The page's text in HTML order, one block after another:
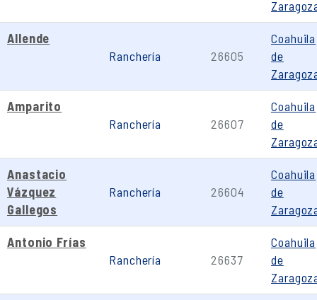
Allende
Ranchería
26605
Coahuila
de
Amparito
Ranchería
26607
Coahuila
de
Anastacio
Vázquez
Gallegos
Ranchería 26604
Coahuila
de
Antonio Frías
Ranchería
26637
Coahuila
de